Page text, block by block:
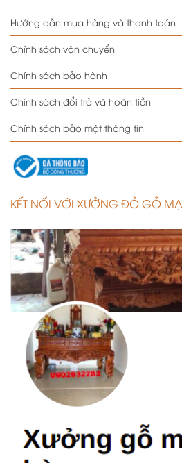
Hướng dẫn mua hàng và thanh toán
Chính sách vận chuyển
Chính sách bảo hành
Chính sách đổi trả và hoàn tiền
Chính sách bảo mật thông tin
KẾT NỐI VỚI XƯỞNG ĐỒ GỖ